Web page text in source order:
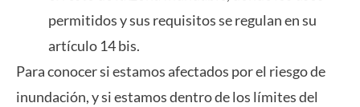
permitidos y sus requisitos se regulan en su
artículo 14 bis.
Para conocer si estamos afectados por el riesgo de
inundación, y si estamos dentro de los límites del